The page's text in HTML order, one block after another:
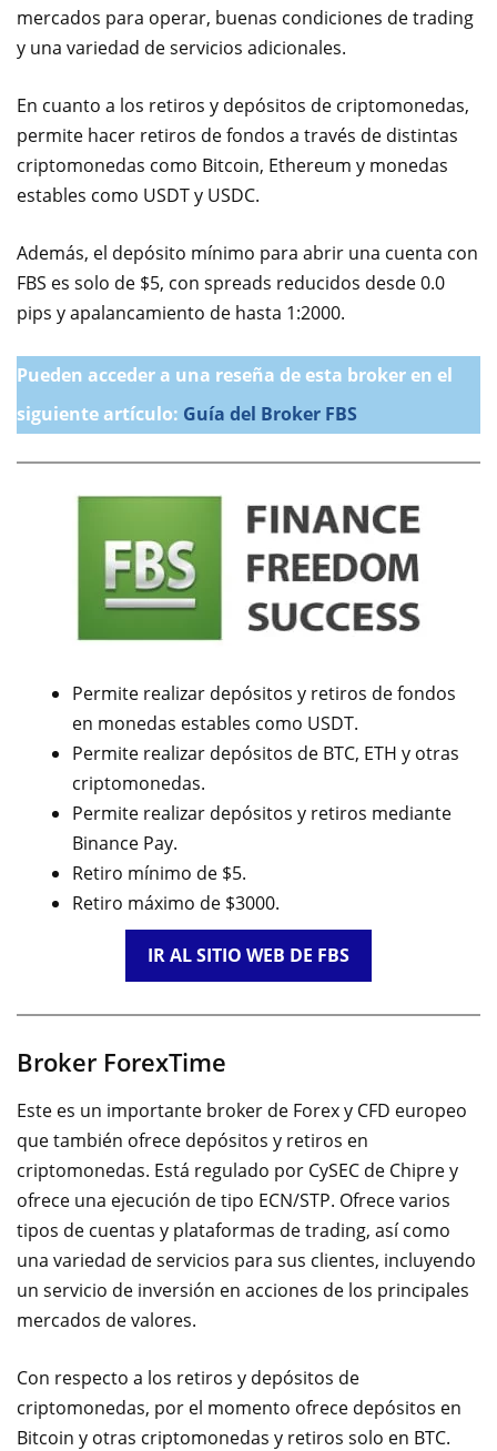
mercados para operar, buenas condiciones de trading
y una variedad de servicios adicionales.
En cuanto a los retiros y depósitos de criptomonedas,
permite hacer retiros de fondos a través de distintas
criptomonedas como Bitcoin, Ethereum y monedas
estables como USDT y USDC.
Además, el depósito mínimo para abrir una cuenta con
FBS es solo de $5, con spreads reducidos desde 0.0
pips y apalancamiento de hasta 1:2000.
Pueden acceder a una reseña de esta broker en el
siguiente artículo: Guía del Broker FBS
Permite realizar depósitos y retiros de fondos
en monedas estables como USDT.
Permite realizar depósitos de BTC, ETH y otras
criptomonedas.
Permite realizar depósitos y retiros mediante
Binance Pay.
Retiro mínimo de $5.
Retiro máximo de $3000.
IR AL SITIO WEB DE FBS
Broker ForexTime
Este es un importante broker de Forex y CFD europeo
que también ofrece depósitos y retiros en
criptomonedas. Está regulado por CySEC de Chipre y
ofrece una ejecución de tipo ECN/STP. Ofrece varios
tipos de cuentas y plataformas de trading, así como
una variedad de servicios para sus clientes, incluyendo
un servicio de inversión en acciones de los principales
mercados de valores.
Con respecto a los retiros y depósitos de
criptomonedas, por el momento ofrece depósitos en
Bitcoin y otras criptomonedas y retiros solo en BTC.